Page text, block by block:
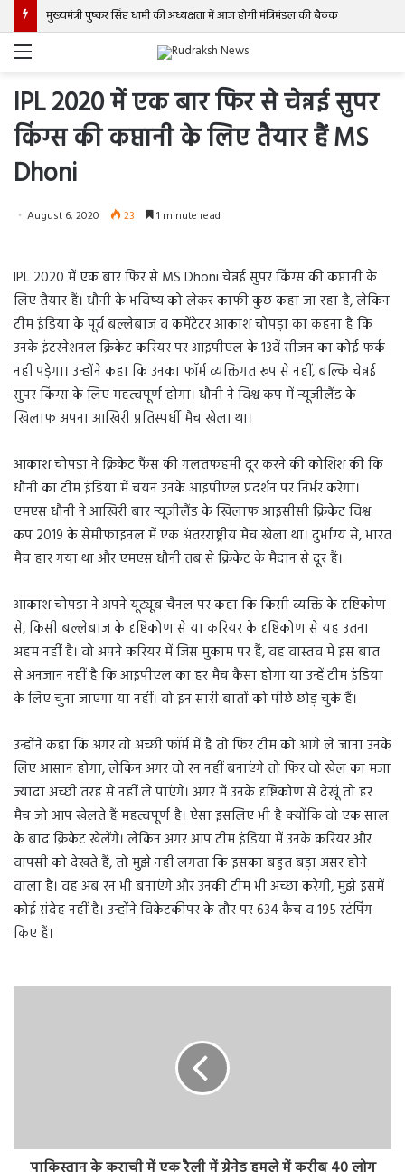
मुख्यमंत्री पुष्कर सिंह धामी की अध्यक्षता में आज होगी मंत्रिमंडल की बैठक
Menu
IPL 2020 में एक बार फिर से चेन्नई सुपर
किंग्स की कप्तानी के लिए तैयार हैं MS
Dhoni
August 6, 2020 23 1 minute read
IPL 2020 में एक बार फिर से MS Dhoni चेन्नई सुपर किंग्स की कप्तानी के
लिए तैयार हैं। धौनी के भविष्य को लेकर काफी कुछ कहा जा रहा है, लेकिन
टीम इंडिया के पूर्व बल्लेबाज व कमेंटेटर आकाश चोपड़ा का कहना है कि
उनके इंटरनेशनल क्रिकेट करियर पर आइपीएल के 13वें सीजन का कोई फर्क
नहीं पड़ेगा। उन्होंने कहा कि उनका फॉर्म व्यक्तिगत रूप से नहीं, बल्कि चेन्नई
सुपर किंग्स के लिए महत्वपूर्ण होगा। धौनी ने विश्व कप में न्यूजीलैंड के
खिलाफ अपना आखिरी प्रतिस्पर्धी मैच खेला था।
आकाश चोपड़ा ने क्रिकेट फैंस की गलतफहमी दूर करने की कोशिश की कि
धौनी का टीम इंडिया में चयन उनके आइपीएल प्रदर्शन पर निर्भर करेगा।
एमएस धौनी ने आखिरी बार न्यूजीलैंड के खिलाफ आइसीसी क्रिकेट विश्व
कप 2019 के सेमीफाइनल में एक अंतरराष्ट्रीय मैच खेला था। दुर्भाग्य से, भारत
मैच हार गया था और एमएस धौनी तब से क्रिकेट के मैदान से दूर हैं।
आकाश चोपड़ा ने अपने यूट्यूब चैनल पर कहा कि किसी व्यक्ति के दृष्टिकोण
से, किसी बल्लेबाज के दृष्टिकोण से या करियर के दृष्टिकोण से यह उतना
अहम नहीं है। वो अपने करियर में जिस मुकाम पर हैं, वह वास्तव में इस बात
से अनजान नहीं है कि आइपीएल का हर मैच कैसा होगा या उन्हें टीम इंडिया
के लिए चुना जाएगा या नहीं। वो इन सारी बातों को पीछे छोड़ चुके हैं।
उन्होंने कहा कि अगर वो अच्छी फॉर्म में है तो फिर टीम को आगे ले जाना उनके
लिए आसान होगा, लेकिन अगर वो रन नहीं बनाएंगे तो फिर वो खेल का मजा
ज्यादा अच्छी तरह से नहीं ले पाएंगे। अगर मैं उनके दृष्टिकोण से देखूं तो हर
मैच जो आप खेलते हैं महत्वपूर्ण है। ऐसा इसलिए भी है क्योंकि वो एक साल
के बाद क्रिकेट खेलेंगे। लेकिन अगर आप टीम इंडिया में उनके करियर और
वापसी को देखते हैं, तो मुझे नहीं लगता कि इसका बहुत बड़ा असर होने
वाला है। वह अब रन भी बनाएंगे और उनकी टीम भी अच्छा करेगी, मुझे इसमें
कोई संदेह नहीं है। उन्होंने विकेटकीपर के तौर पर 634 कैच व 195 स्टंपिंग
किए हैं।